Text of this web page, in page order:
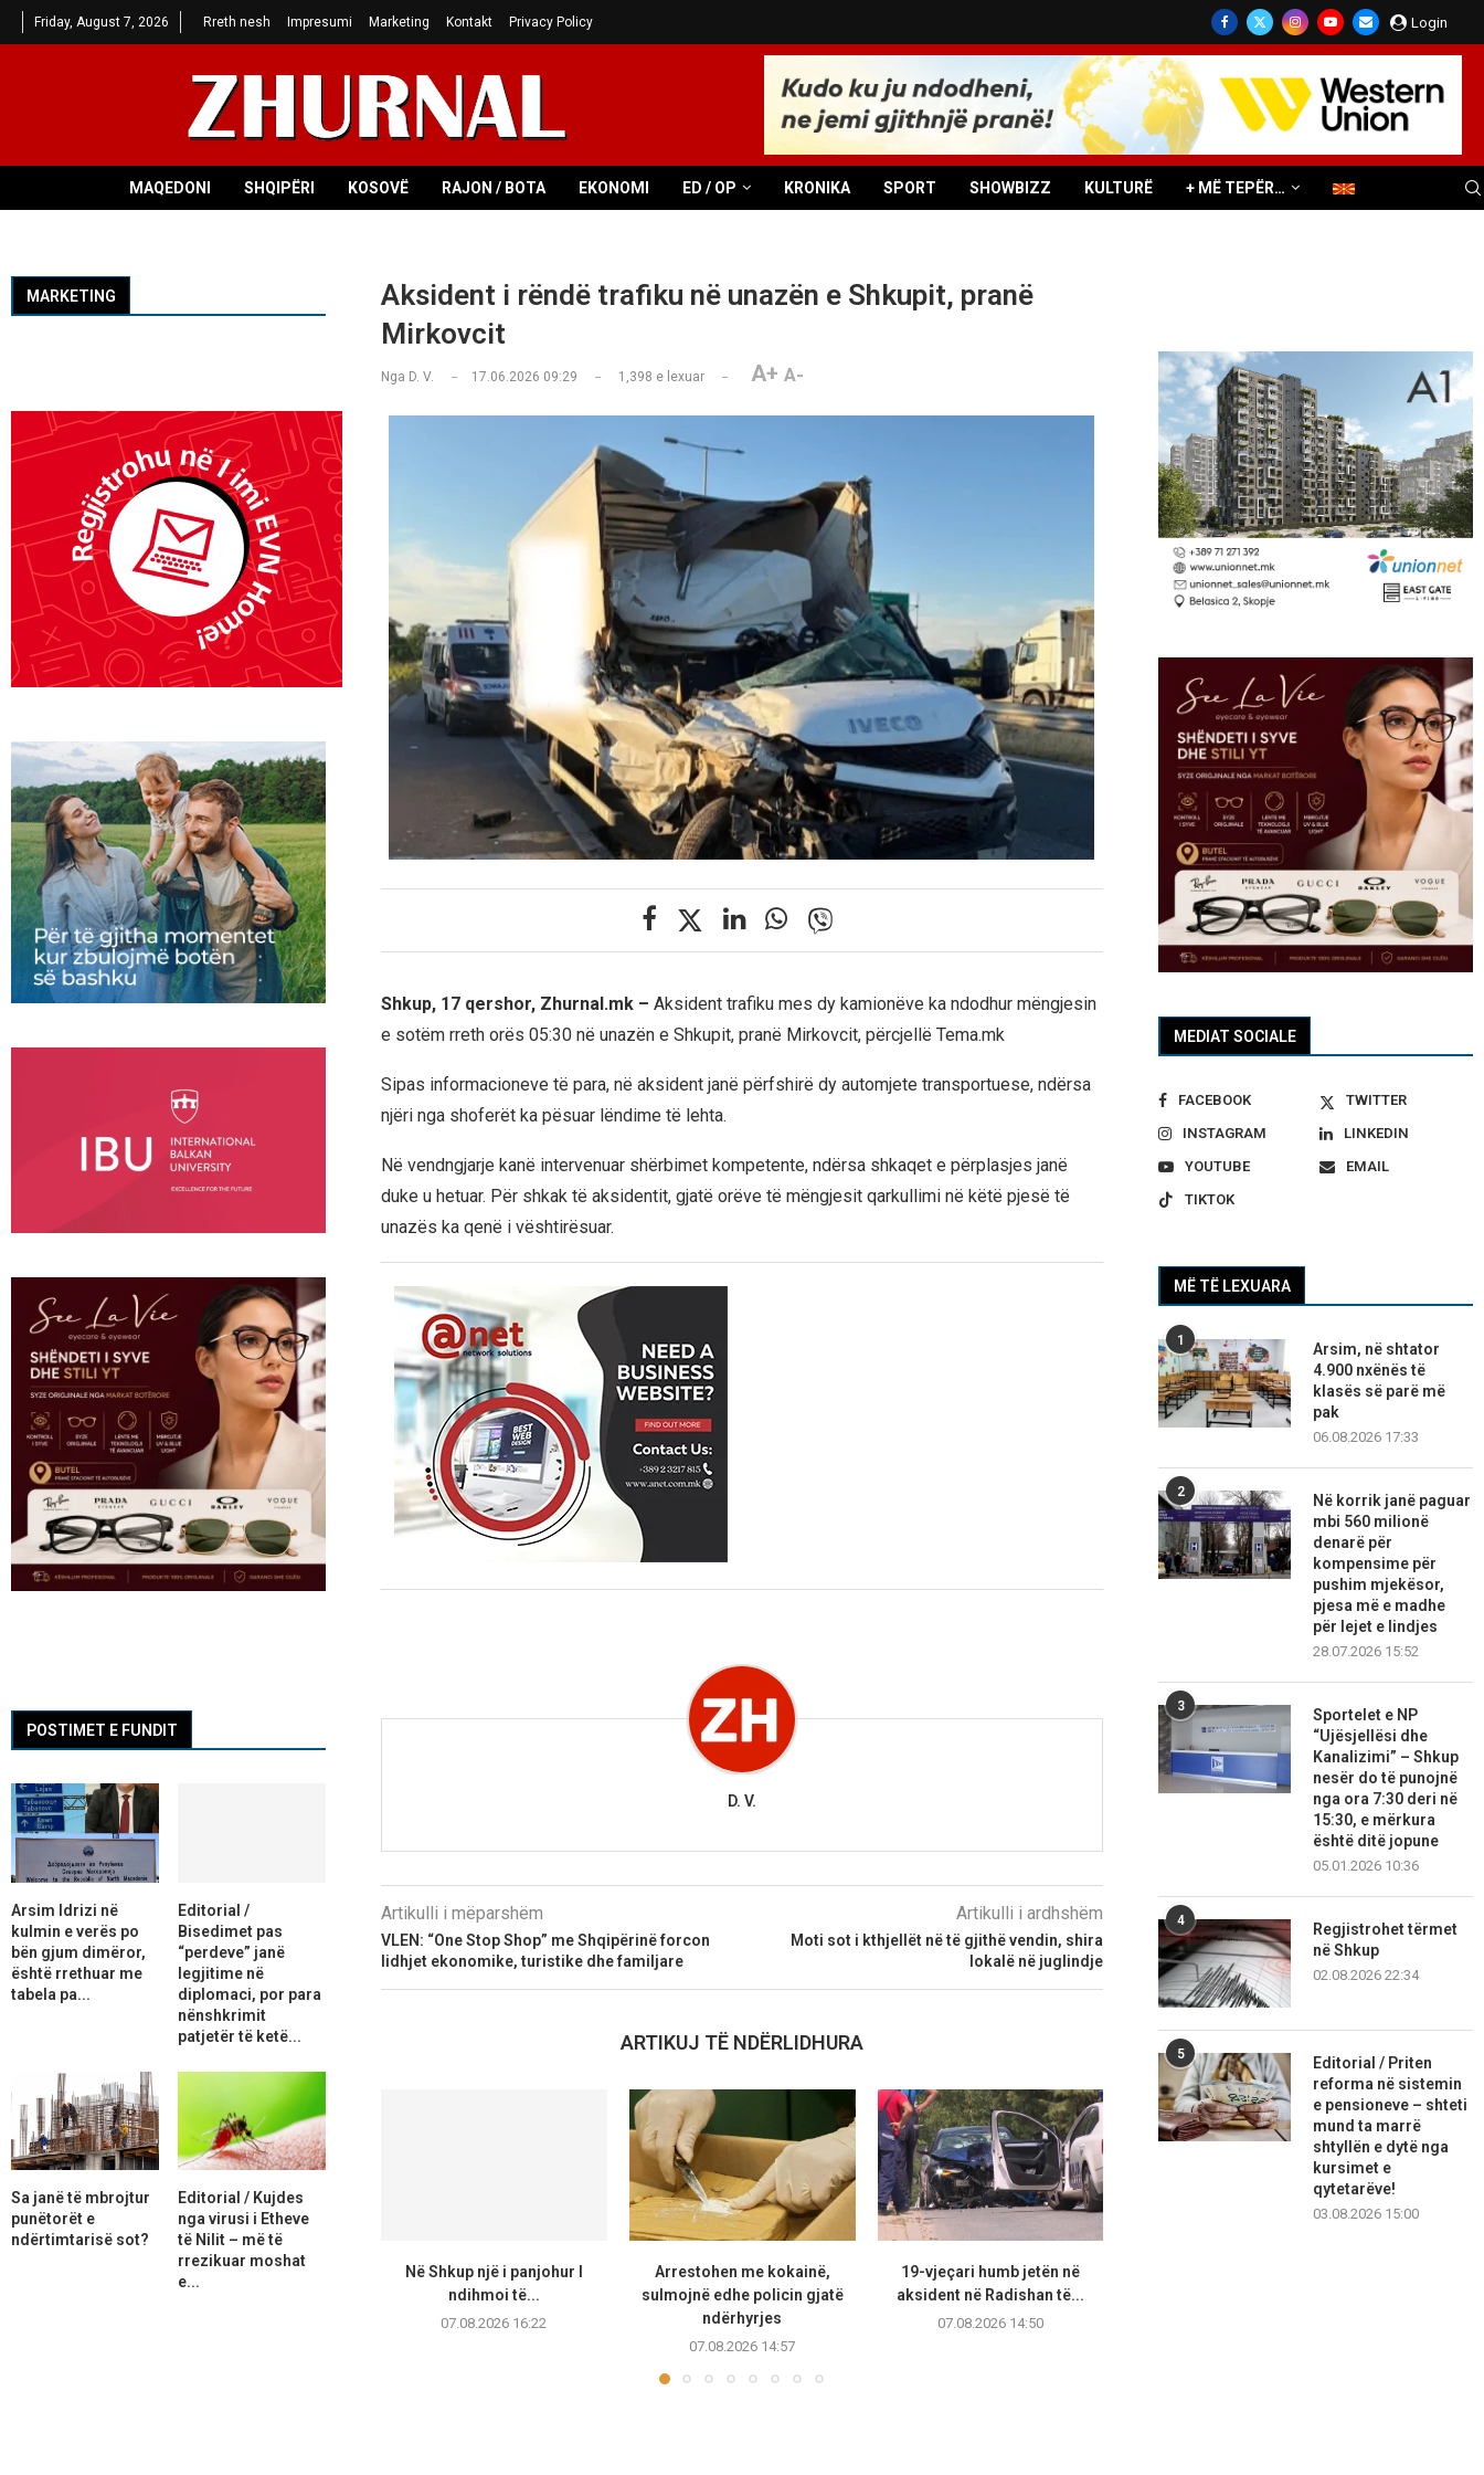
Friday, August 7, 2026 Rreth nesh Impresumi Marketing Kontakt Privacy Policy Login
MAQEDONI SHQIPËRI KOSOVË RAJON / BOTA EKONOMI ED / OP KRONIKA SPORT SHOWBIZZ KULTURË + MË TEPËR…
Aksident i rëndë trafiku në unazën e Shkupit, pranë
Mirkovcit
Nga D. V. 17.06.2026 09:29 1,398 e lexuar A+ A-
Shkup, 17 qershor, Zhurnal.mk – Aksident trafiku mes dy kamionëve ka ndodhur mëngjesin
e sotëm rreth orës 05:30 në unazën e Shkupit, pranë Mirkovcit, përcjellë Tema.mk
Sipas informacioneve të para, në aksident janë përfshirë dy automjete transportuese, ndërsa
njëri nga shoferët ka pësuar lëndime të lehta.
Në vendngjarje kanë intervenuar shërbimet kompetente, ndërsa shkaqet e përplasjes janë
duke u hetuar. Për shkak të aksidentit, gjatë orëve të mëngjesit qarkullimi në këtë pjesë të
unazës ka qenë i vështirësuar.
D. V.
Artikulli i mëparshëm
VLEN: “One Stop Shop” me Shqipërinë forcon
lidhjet ekonomike, turistike dhe familjare
Artikulli i ardhshëm
Moti sot i kthjellët në të gjithë vendin, shira
lokalë në juglindje
ARTIKUJ TË NDËRLIDHURA
Në Shkup një i panjohur I
ndihmoi të...
07.08.2026 16:22
Arrestohen me kokainë,
sulmojnë edhe policin gjatë
ndërhyrjes
07.08.2026 14:57
19-vjeçari humb jetën në
aksident në Radishan të...
07.08.2026 14:50
MEDIAT SOCIALE
FACEBOOK
TWITTER
INSTAGRAM
LINKEDIN
YOUTUBE
EMAIL
TIKTOK
MË TË LEXUARA
1
Arsim, në shtator
4.900 nxënës të
klasës së parë më
pak
06.08.2026 17:33
2
Në korrik janë paguar
mbi 560 milionë
denarë për
kompensime për
pushim mjekësor,
pjesa më e madhe
për lejet e lindjes
28.07.2026 15:52
3
Sportelet e NP
“Ujësjellësi dhe
Kanalizimi” – Shkup
nesër do të punojnë
nga ora 7:30 deri në
15:30, e mërkura
është ditë jopune
05.01.2026 10:36
4
Regjistrohet tërmet
në Shkup
02.08.2026 22:34
5
Editorial / Priten
reforma në sistemin
e pensioneve – shteti
mund ta marrë
shtyllën e dytë nga
kursimet e
qytetarëve!
03.08.2026 15:00
MARKETING
POSTIMET E FUNDIT
Arsim Idrizi në
kulmin e verës po
bën gjum dimëror,
është rrethuar me
tabela pa...
Editorial /
Bisedimet pas
“perdeve” janë
legjitime në
diplomaci, por para
nënshkrimit
patjetër të ketë...
Sa janë të mbrojtur
punëtorët e
ndërtimtarisë sot?
Editorial / Kujdes
nga virusi i Etheve
të Nilit – më të
rrezikuar moshat
e...